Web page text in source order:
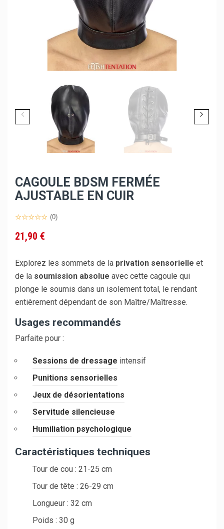
CAGOULE BDSM FERMÉE
AJUSTABLE EN CUIR
(0)
21,90 €
Explorez les sommets de la privation sensorielle et
de la soumission absolue avec cette cagoule qui
plonge le soumis dans un isolement total, le rendant
entièrement dépendant de son Maître/Maîtresse.
Usages recommandés
Parfaite pour :
Sessions de dressage intensif
Punitions sensorielles
Jeux de désorientations
Servitude silencieuse
Humiliation psychologique
Caractéristiques techniques
Tour de cou : 21-25 cm
Tour de tête : 26-29 cm
Longueur : 32 cm
Poids : 30 g